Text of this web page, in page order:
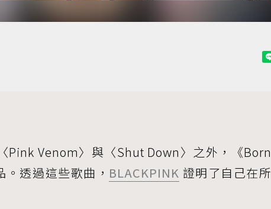
Pink Venom〉與〈Shut Down〉之外，《Born
透過這些歌曲， BLACKPINK 證明了自己在所